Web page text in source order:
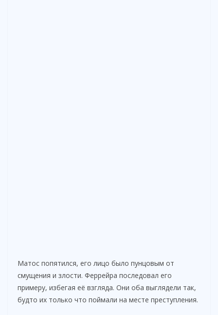
Матос попятился, его лицо было пунцовым от
смущения и злости. Феррейра последовал его
примеру, избегая её взгляда. Они оба выглядели так,
будто их только что поймали на месте преступления.